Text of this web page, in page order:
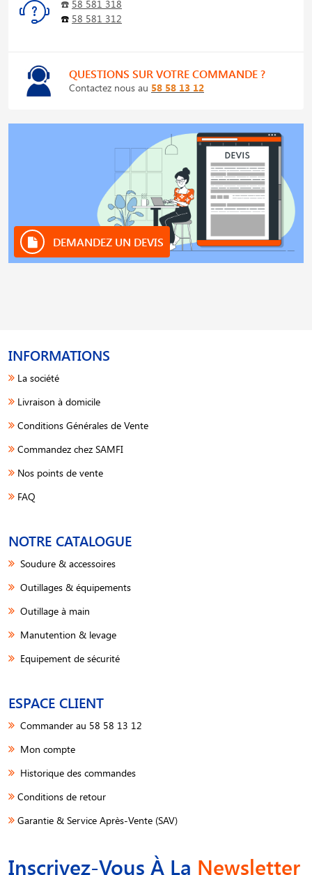
☎️ 58 581 318
☎️ 58 581 312
QUESTIONS SUR VOTRE COMMANDE ?
Contactez nous au 58 58 13 12
DEMANDEZ UN DEVIS
INFORMATIONS
La société
Livraison à domicile
Conditions Générales de Vente
Commandez chez SAMFI
Nos points de vente
FAQ
NOTRE CATALOGUE
Soudure & accessoires
Outillages & équipements
Outillage à main
Manutention & levage
Equipement de sécurité
ESPACE CLIENT
Commander au 58 58 13 12
Mon compte
Historique des commandes
Conditions de retour
Garantie & Service Après-Vente (SAV)
Inscrivez-Vous À La Newsletter